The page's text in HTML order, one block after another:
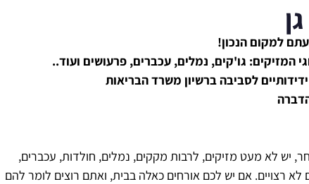
למקום הנכון!
המזיקים: גו'קים, נמלים, עכברים, פרעושים ועוד..
לסביבה ברשיון משרד הבריאות
יש לא מעט מזיקים, לרבות מקקים, נמלים, חולדות, עכברים,
לא רצויים. אם יש לכם אורחים כאלה בבית, ואתם רוצים לומר להם